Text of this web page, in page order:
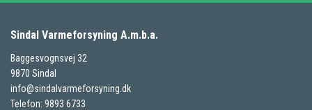
Sindal Varmeforsyning A.m.b.a.
Baggesvognsvej 32
9870 Sindal
info@sindalvarmeforsyning.dk
Telefon: 9893 6733